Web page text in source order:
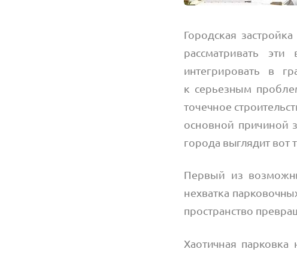
Городская
рассматривать
интегрировать в
к серьезным
точечное
основной причиной
города выглядит вот
Первый из
нехватка
пространство
Хаотичная